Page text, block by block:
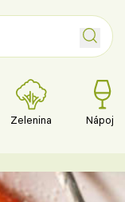
Zelenina Nápoje